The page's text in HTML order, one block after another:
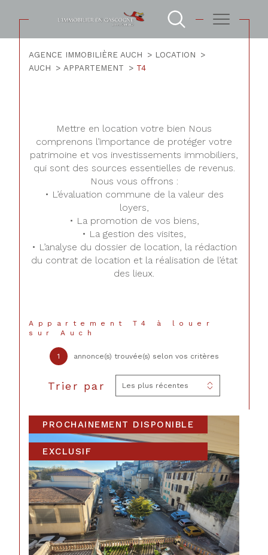
AGENCE IMMOBILIÈRE AUCH
LOCATION
AUCH
APPARTEMENT T4
Mettre en location votre bien Nous
comprenons l’importance de protéger votre
patrimoine et vos investissements immobiliers,
qui sont des sources essentielles de revenus.
Nous vous offrons :
• L’évaluation commune de la valeur des
loyers,
• La promotion de vos biens,
• La gestion des visites,
• L’analyse du dossier de location, la rédaction
du contrat de location et la réalisation de l’état
des lieux.
Appartement T4 à louer
sur Auch
1 annonce(s) trouvée(s) selon vos critères
Trier par Les plus récentes
PROCHAINEMENT DISPONIBLE
EXCLUSIF